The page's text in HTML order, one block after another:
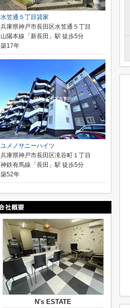
水笠通５丁目貸家
兵庫県神戸市長田区水笠通５丁目
山陽本線「新長田」駅 徒歩5分
築17年
ユメノサニーハイツ
兵庫県神戸市長田区滝谷町１丁目
神鉄有馬線「長田」駅 徒歩5分
築52年
N's ESTATE